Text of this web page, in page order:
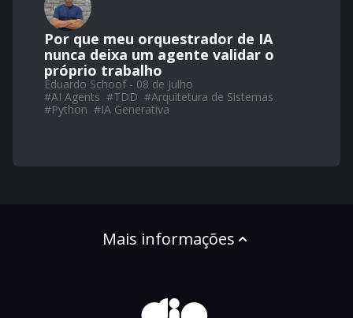
Por que meu orquestrador de IA
nunca deixa um agente validar o
próprio trabalho
Eduardo Schoof - 08 de Julho
#AI Agents #TDD #Arquitetura de Sistemas
#Python #IA Generativa
Mais informações